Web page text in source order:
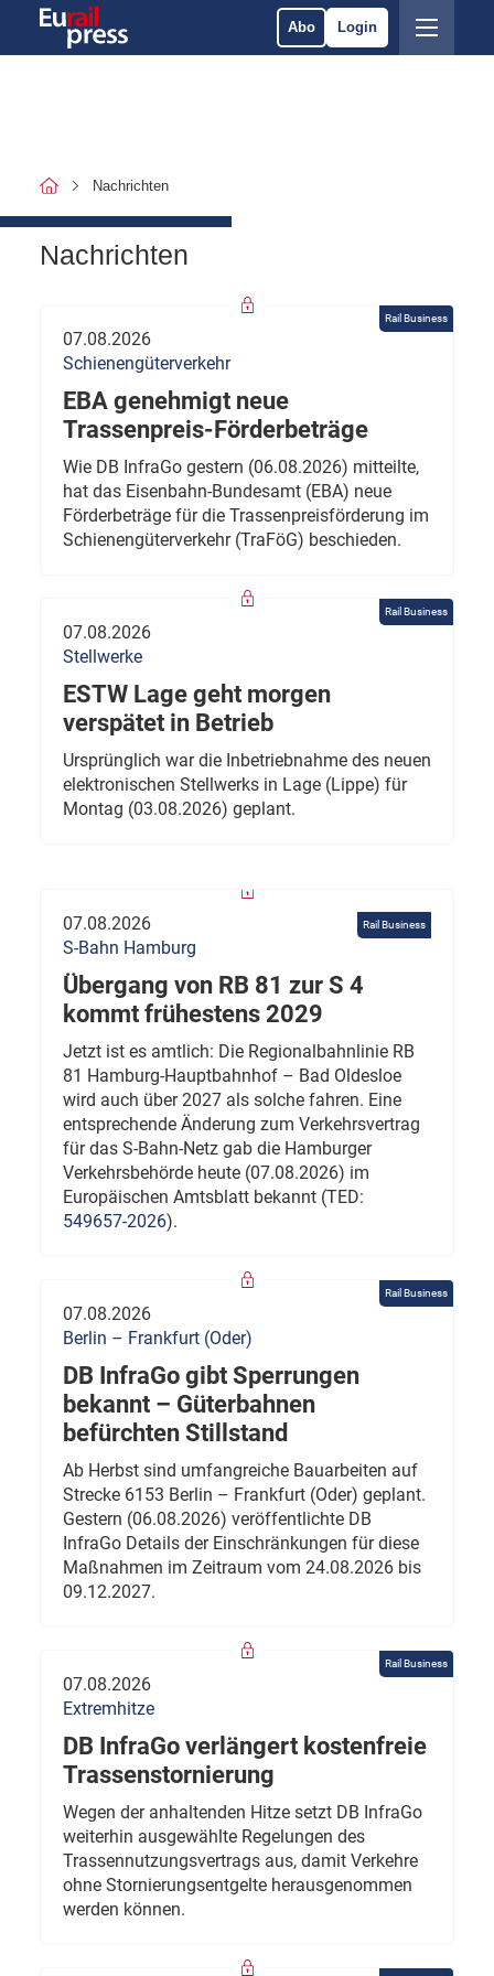
Abo Login
Nachrichten
Nachrichten
Rail Business
07.08.2026
Schienengüterverkehr
EBA genehmigt neue
Trassenpreis-Förderbeträge
Wie DB InfraGo gestern (06.08.2026) mitteilte,
hat das Eisenbahn-Bundesamt (EBA) neue
Förderbeträge für die Trassenpreisförderung im
Schienengüterverkehr (TraFöG) beschieden.
Rail Business
07.08.2026
Stellwerke
ESTW Lage geht morgen
verspätet in Betrieb
Ursprünglich war die Inbetriebnahme des neuen
elektronischen Stellwerks in Lage (Lippe) für
Montag (03.08.2026) geplant.
Rail Business
07.08.2026
S-Bahn Hamburg
Übergang von RB 81 zur S 4
kommt frühestens 2029
Jetzt ist es amtlich: Die Regionalbahnlinie RB
81 Hamburg-Hauptbahnhof – Bad Oldesloe
wird auch über 2027 als solche fahren. Eine
entsprechende Änderung zum Verkehrsvertrag
für das S-Bahn-Netz gab die Hamburger
Verkehrsbehörde heute (07.08.2026) im
Europäischen Amtsblatt bekannt (TED:
549657-2026).
Rail Business
07.08.2026
Berlin – Frankfurt (Oder)
DB InfraGo gibt Sperrungen
bekannt – Güterbahnen
befürchten Stillstand
Ab Herbst sind umfangreiche Bauarbeiten auf
Strecke 6153 Berlin – Frankfurt (Oder) geplant.
Gestern (06.08.2026) veröffentlichte DB
InfraGo Details der Einschränkungen für diese
Maßnahmen im Zeitraum vom 24.08.2026 bis
09.12.2027.
Rail Business
07.08.2026
Extremhitze
DB InfraGo verlängert kostenfreie
Trassenstornierung
Wegen der anhaltenden Hitze setzt DB InfraGo
weiterhin ausgewählte Regelungen des
Trassennutzungsvertrags aus, damit Verkehre
ohne Stornierungsentgelte herausgenommen
werden können.